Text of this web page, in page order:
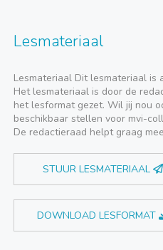
Lesmateriaal
Lesmateriaal Dit lesmateriaal is
Het lesmateriaal is door de
het lesformat gezet. Wil jij nou
beschikbaar stellen voor mvi-
De redactieraad helpt graag
STUUR LESMATERIAAL
DOWNLOAD LESFORMAT